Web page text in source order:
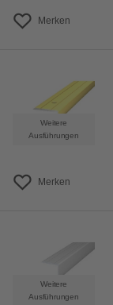
Merken
Weitere
Ausführungen
Merken
Weitere
Ausführungen